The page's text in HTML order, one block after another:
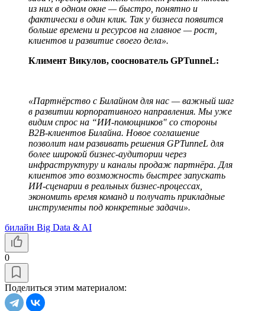
из них в одном окне — быстро, понятно и
фактически в один клик. Так у бизнеса появится
больше времени и ресурсов на главное — рост,
клиентов и развитие своего дела».
Климент Викулов, сооснователь GPTunneL:
«Партнёрство с Билайном для нас — важный шаг
в развитии корпоративного направления. Мы уже
видим спрос на “ИИ-помощников" со стороны
B2B-клиентов Билайна. Новое соглашение
позволит нам развивать решения GPTunneL для
более широкой бизнес-аудитории через
инфраструктуру и каналы продаж партнёра. Для
клиентов это возможность быстрее запускать
ИИ-сценарии в реальных бизнес-процессах,
экономить время команд и получать прикладные
инструменты под конкретные задачи».
билайн Big Data & AI
0
Поделиться этим материалом: